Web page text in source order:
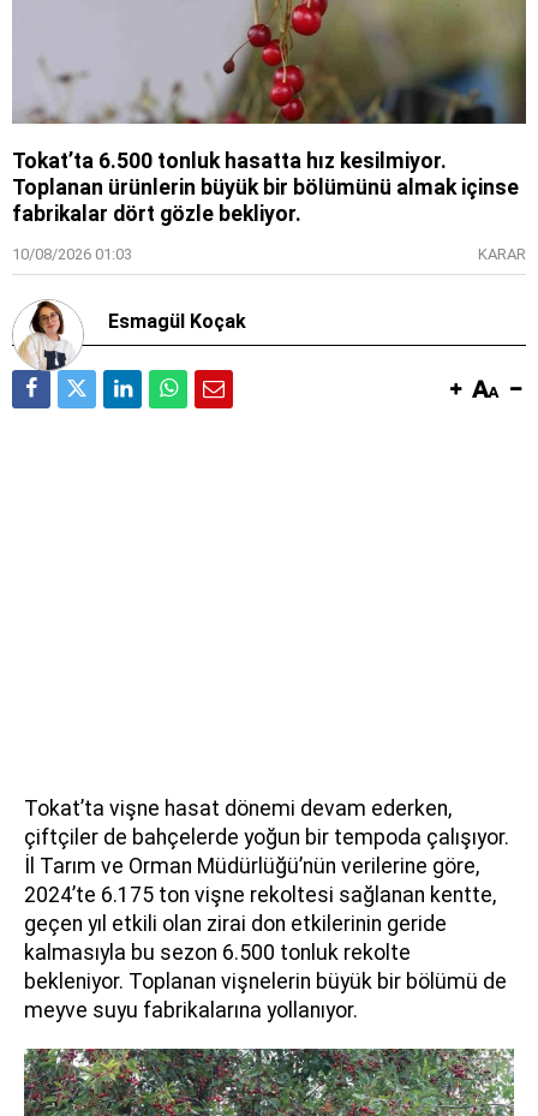
Tokat’ta 6.500 tonluk hasatta hız kesilmiyor.
Toplanan ürünlerin büyük bir bölümünü almak içinse
fabrikalar dört gözle bekliyor.
10/08/2026 01:03 KARAR
Esmagül Koçak
Tokat’ta vişne hasat dönemi devam ederken,
çiftçiler de bahçelerde yoğun bir tempoda çalışıyor.
İl Tarım ve Orman Müdürlüğü’nün verilerine göre,
2024’te 6.175 ton vişne rekoltesi sağlanan kentte,
geçen yıl etkili olan zirai don etkilerinin geride
kalmasıyla bu sezon 6.500 tonluk rekolte
bekleniyor. Toplanan vişnelerin büyük bir bölümü de
meyve suyu fabrikalarına yollanıyor.